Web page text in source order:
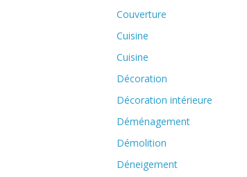
Couverture
Cuisine
Cuisine
Décoration
Décoration intérieure
Déménagement
Démolition
Déneigement